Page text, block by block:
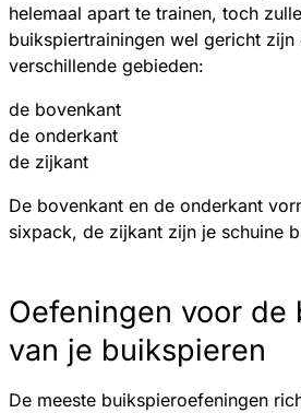
helemaal apart te trainen, toch
buikspiertrainingen wel gericht
verschillende gebieden:
de bovenkant
de onderkant
de zijkant
De bovenkant en de onderkant
sixpack, de zijkant zijn je schuine
Oefeningen voor de
van je buikspieren
De meeste buikspieroefeningen